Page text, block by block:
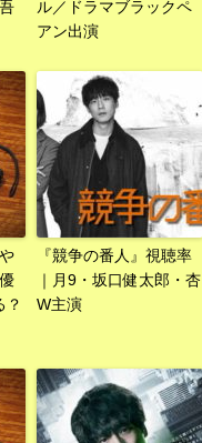
ル／ドラマブラックペ
アン出演
？
『競争の番人』視聴率
｜月9・坂口健太郎・杏
W主演